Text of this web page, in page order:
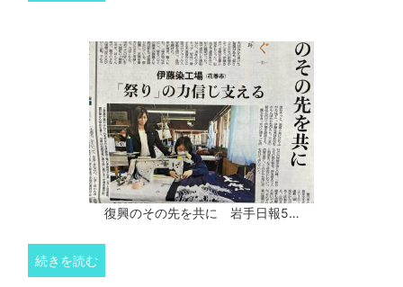
復興のその先を共に 岩手日報5…
続きを読む